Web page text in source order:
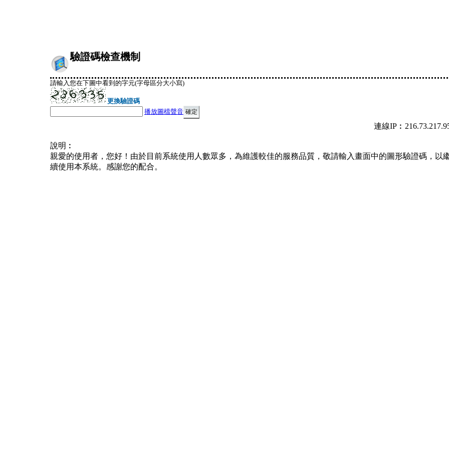
驗證碼檢查機制
請輸入您在下圖中看到的字元(字母區分大小寫)
更換驗證碼
播放圖檔聲音
連線
說明︰
親愛的使用者，您好！由於目前系統使用人數眾多，為維護較佳的服務品質，敬請輸入畫面中的圖形驗證碼，以
續使用本系統。感謝您的配合。